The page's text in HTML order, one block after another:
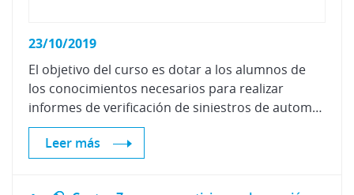
23/10/2019
El objetivo del curso es dotar a los alumnos de
los conocimientos necesarios para realizar
informes de verificación de siniestros de automóviles y de daños materiales en los vehículos.
Leer más